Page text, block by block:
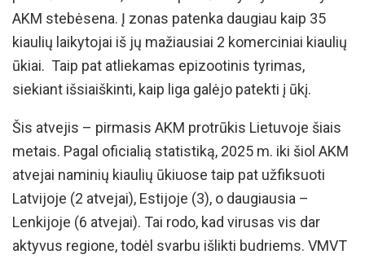
AKM stebėsena. Į zonas patenka daugiau kaip 35
kiaulių laikytojai iš jų mažiausiai 2 komerciniai kiaulių
ūkiai. Taip pat atliekamas epizootinis tyrimas,
siekiant išsiaiškinti, kaip liga galėjo patekti į ūkį.
Šis atvejis – pirmasis AKM protrūkis Lietuvoje šiais
metais. Pagal oficialią statistiką, 2025 m. iki šiol AKM
atvejai naminių kiaulių ūkiuose taip pat užfiksuoti
Latvijoje (2 atvejai), Estijoje (3), o daugiausia –
Lenkijoje (6 atvejai). Tai rodo, kad virusas vis dar
aktyvus regione, todėl svarbu išlikti budriems. VMVT